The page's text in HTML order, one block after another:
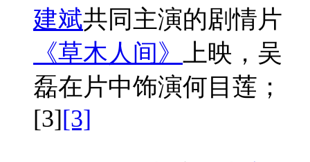
建斌共同主演的剧情片
《草木人间》
上映，吴
磊在片中饰演何目莲；
[3][3]